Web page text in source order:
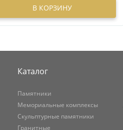
В КОРЗИНУ
Каталог
Памятники
Мемориальные комплексы
Скульптурные памятники
Гранитные